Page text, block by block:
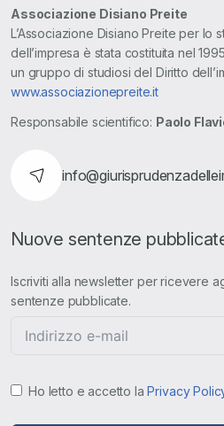
Associazione Disiano Preite
L’Associazione Disiano Preite per lo
dell’impresa è stata costituita nel
un gruppo di studiosi del Diritto
www.associazionepreite.it
Responsabile scientifico: Paolo
Nuove sentenze
Iscriviti alla newsletter per ricevere
sentenze pubblicate.
Ho letto e accetto laPrivacy